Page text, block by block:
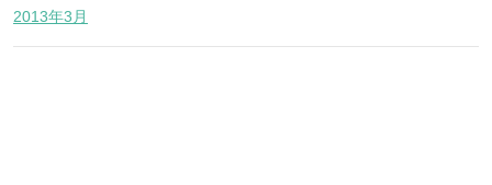
2013年3月